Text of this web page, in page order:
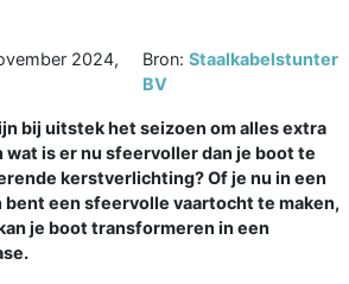
2024,
Bron:Staalkabelstunter
BV
bij uitstek het seizoen om alles extra
wat is er nu sfeervoller dan je boot te
kerstverlichting? Of je nu in een
bent een sfeervolle vaartocht te maken,
je boot transformeren in een